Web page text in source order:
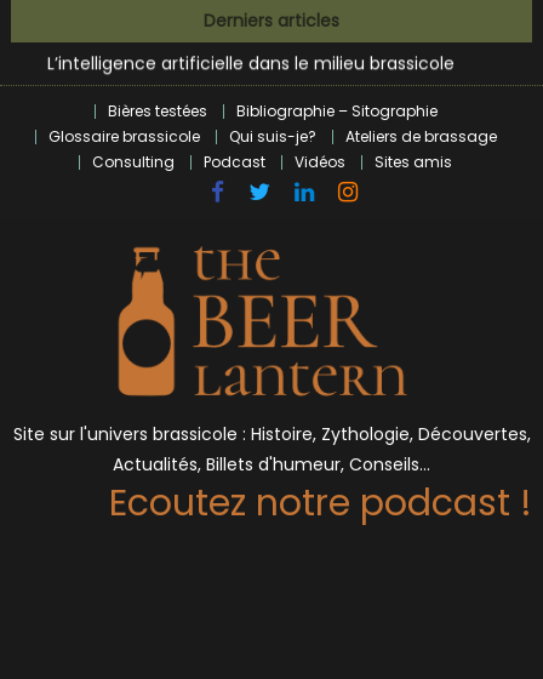
to
content
Derniers articles
Zoumaï : pionnier de la révolution craft à Marseille
L’intelligence artificielle dans le milieu brassicole
BrewDog racheté par Tilray pour une bouchée de pain ?
Bières et célébrités
Bières testées
Bibliographie – Sitographie
Glossaire brassicole
Qui suis-je?
Ateliers de brassage
Consulting
Podcast Vidéos Sites amis
Site sur l'univers brassicole : Histoire, Zythologie, Découvertes,
Actualités, Billets d'humeur, Conseils…
Ecoutez notre podcast !